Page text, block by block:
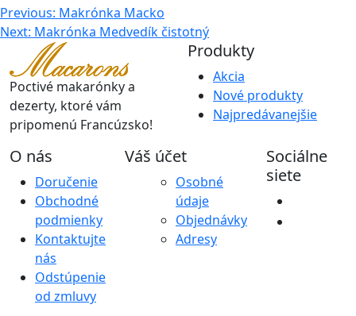
Navigácia
v
článku
Previous: Makrónka Macko
Next: Makrónka Medvedík čistotný
Poctivé makarónky a
dezerty, ktoré vám
pripomenú Francúzsko!
Produkty
Akcia
Nové produkty
Najpredávanejšie
O nás
Doručenie
Obchodné
podmienky
Kontaktujte
nás
Odstúpenie
od zmluvy
Váš účet
Osobné
údaje
Objednávky
Adresy
Sociálne
siete